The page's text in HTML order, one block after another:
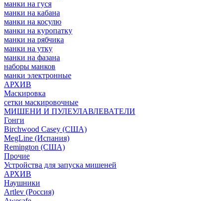
манки на гуся
манки на кабана
манки на косулю
манки на куропатку
манки на рябчика
манки на утку
манки на фазана
наборы манков
манки электронные
АРХИВ
Маскировка
сетки маскировочные
МИШЕНИ И ПУЛЕУЛАВЛЕВАТЕЛИ
Гонги
Birchwood Casey (США)
MegLine (Испания)
Remington (США)
Прочие
Устройства для запуска мишеней
АРХИВ
Наушники
Artlev (Россия)